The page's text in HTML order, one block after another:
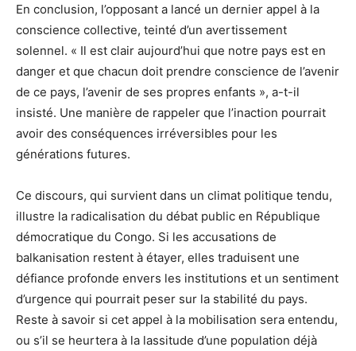
En conclusion, l’opposant a lancé un dernier appel à la
conscience collective, teinté d’un avertissement
solennel. « Il est clair aujourd’hui que notre pays est en
danger et que chacun doit prendre conscience de l’avenir
de ce pays, l’avenir de ses propres enfants », a-t-il
insisté. Une manière de rappeler que l’inaction pourrait
avoir des conséquences irréversibles pour les
générations futures.
Ce discours, qui survient dans un climat politique tendu,
illustre la radicalisation du débat public en République
démocratique du Congo. Si les accusations de
balkanisation restent à étayer, elles traduisent une
défiance profonde envers les institutions et un sentiment
d’urgence qui pourrait peser sur la stabilité du pays.
Reste à savoir si cet appel à la mobilisation sera entendu,
ou s’il se heurtera à la lassitude d’une population déjà